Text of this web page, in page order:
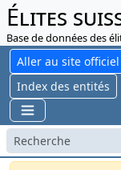
Élites
Base de données des
Aller au site officiel
Index des entités